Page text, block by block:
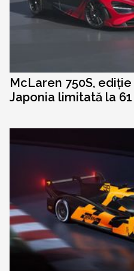
McLaren 750S,
Japonia limitată la